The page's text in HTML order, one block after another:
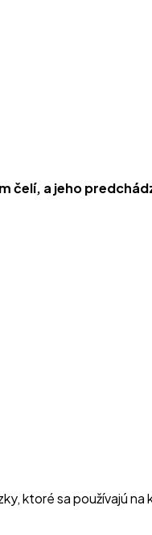
čelí, a jeho
ktoré sa používajú